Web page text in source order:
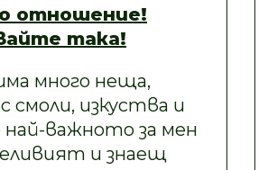
отношение!
така!
много неща,
смоли, изкуства и
най-важното за мен
и знаещ